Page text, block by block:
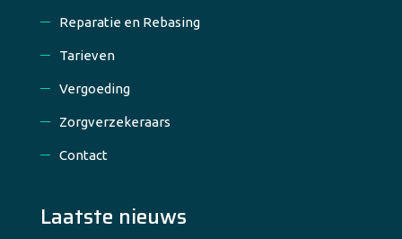
Reparatie en Rebasing
Tarieven
Vergoeding
Zorgverzekeraars
Contact
Laatste nieuws